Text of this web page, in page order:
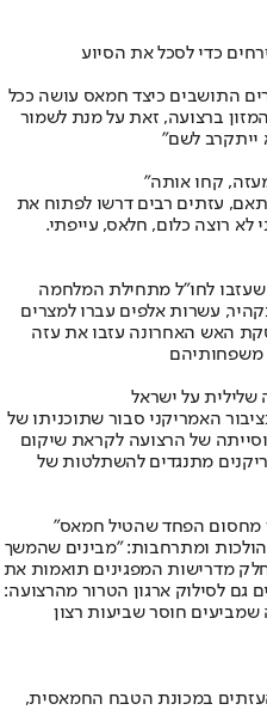
כדי לסכל את הסיוע
התושבים כיצד חמאס עושה ככל
ברצועה, זאת על מנת לשמור
ייתקרב לשם"
קחו אותה"
עזתים רבים דרשו לפתוח את
לא רוצה כלום, חלאס, עייפתי.
שעזבו לחו"ל מתחילת המלחמה
עשרות אלפים עברו למצרים
האש האחרונה עזבו את עזה
שלילית על ישראל
האמריקני סבור שתוכניתו של
של הרצועה לקראת שיקום
מתנגדים להשתלטות של
מחסום הפחד שהטיל חמאס"
ומתרחבות: "מבינים שהמשך
מדרישות המפגינים תואמות את
גם לסילוק ארגון הטרור מהרצועה:
שמביעים חוסר שביעות רצון
העזתים במכונת הטבח החמאסית,